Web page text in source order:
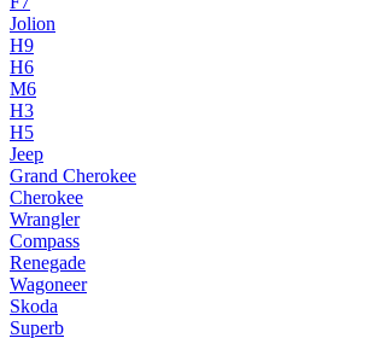
Jolion
H9
H6
M6
H3
H5
Jeep
Grand Cherokee
Cherokee
Wrangler
Compass
Renegade
Wagoneer
Skoda
Superb